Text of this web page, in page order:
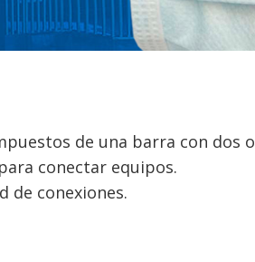
de una barra con dos o
conectar equipos.
de conexiones.